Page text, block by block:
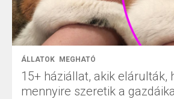
ÁLLATOK MEGHATÓ
15+ háziállat, akik elárulták,
mennyire szeretik a